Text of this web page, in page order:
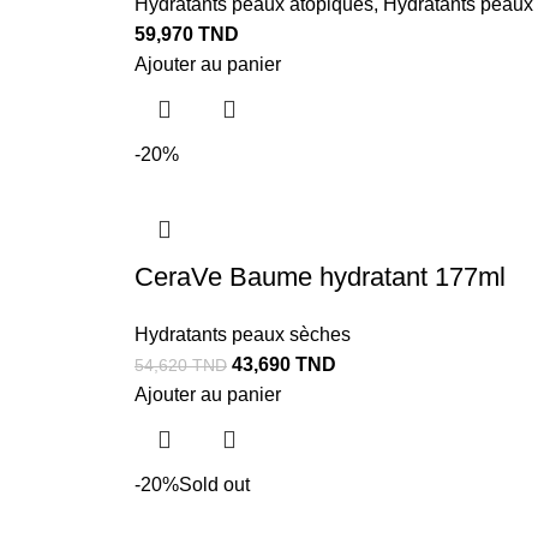
Hydratants peaux atopiques, Hydratants
59,970 TND
Ajouter au panier
-20%
CeraVe Baume hydratant 177ml
Hydratants peaux sèches
54,620TND 43,690 TND
Ajouter au panier
-20%Sold out